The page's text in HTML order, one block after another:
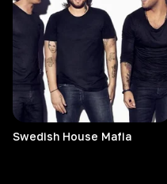
Swedish House Mafia